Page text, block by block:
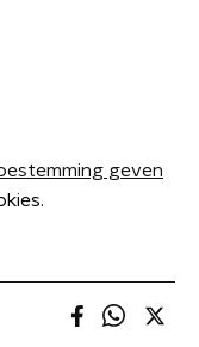
geven